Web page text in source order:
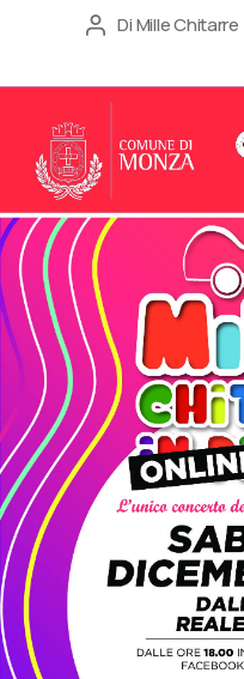
Autore
DiMille Chitarre